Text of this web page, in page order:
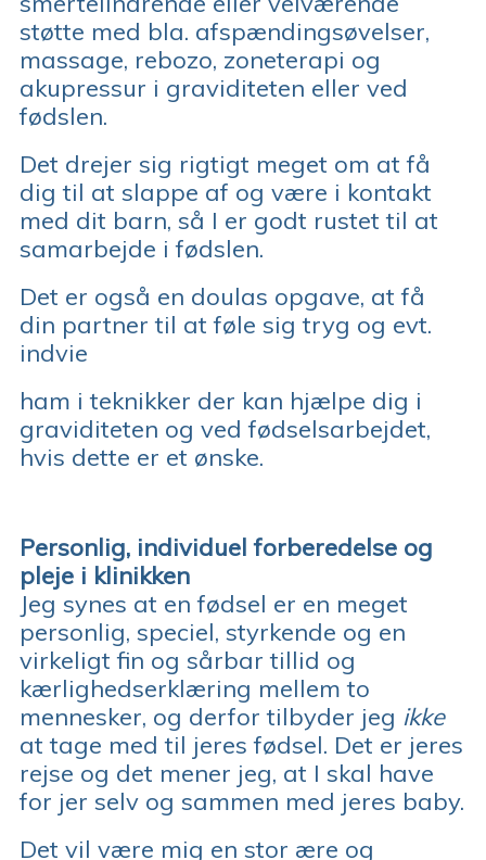
støtte med bla. afspændingsøvelser,
massage, rebozo, zoneterapi og
akupressur i graviditeten eller ved
fødslen.
Det drejer sig rigtigt meget om at få
dig til at slappe af og være i kontakt
med dit barn, så I er godt rustet til at
samarbejde i fødslen.
Det er også en doulas opgave, at få
din partner til at føle sig tryg og evt.
indvie
ham i teknikker der kan hjælpe dig i
graviditeten og ved fødselsarbejdet,
hvis dette er et ønske.
Personlig, individuel forberedelse og
pleje i klinikken
Jeg synes at en fødsel er en meget
personlig, speciel, styrkende og en
virkeligt fin og sårbar tillid og
kærlighedserklæring mellem to
mennesker, og derfor tilbyder jeg ikke
at tage med til jeres fødsel. Det er jeres
rejse og det mener jeg, at I skal have
for jer selv og sammen med jeres baby.
Det vil være mig en stor ære og